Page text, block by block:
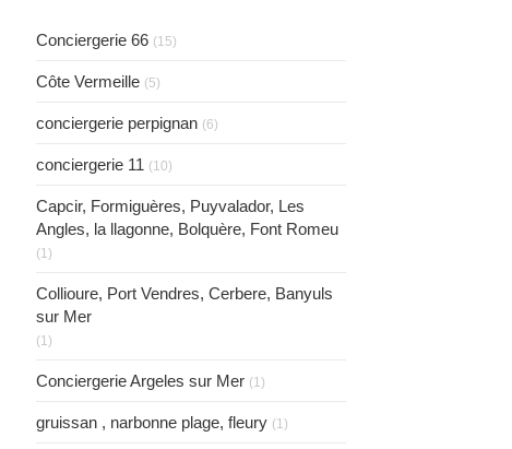
Conciergerie 66 (15)
Côte Vermeille (5)
conciergerie perpignan (6)
conciergerie 11 (10)
Capcir, Formiguères, Puyvalador, Les
Angles, la llagonne, Bolquère, Font Romeu
(1)
Collioure, Port Vendres, Cerbere, Banyuls
sur Mer
(1)
Conciergerie Argeles sur Mer (1)
gruissan , narbonne plage, fleury (1)